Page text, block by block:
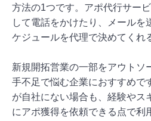
方法の1つです。アポ代行サー
して電話をかけたり、メールを
ケジュールを代理で決めてくれ
新規開拓営業の一部をアウトソ
手不足で悩む企業におすすめで
が自社にない場合も、経験やス
にアポ獲得を依頼できる点で利